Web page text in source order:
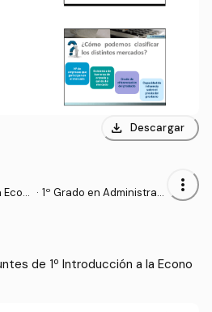
download Descargar
Econ · 1º Grado en Administraci
more_vert
de 1º Introducción a la Econo